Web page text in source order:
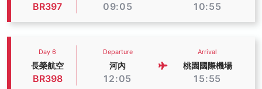
BR397 09:05 10:55
Day 6
長榮航空
BR398
Departure
河內
12:05
Arrival
桃園國際機場
15:55